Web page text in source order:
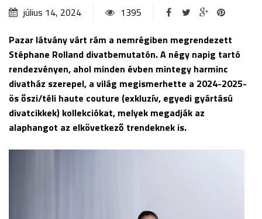
július 14, 2024
1395
Pazar látvány várt rám a nemrégiben megrendezett
Stéphane Rolland divatbemutatón. A négy napig tartó
rendezvényen, ahol minden évben mintegy harminc
divatház szerepel, a világ megismerhette a 2024-2025-
ös őszi/téli haute couture (exkluzív, egyedi gyártású
divatcikkek) kollekciókat, melyek megadják az
alaphangot az elkövetkező trendeknek is.